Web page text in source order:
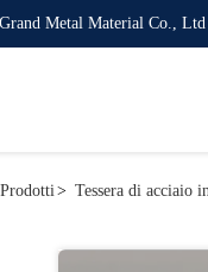
Metal Material Co., Ltd
Prodotti> Tessera di acciaio